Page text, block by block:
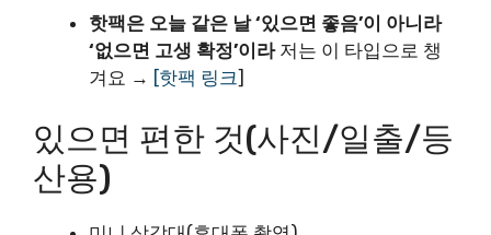
핫팩은 오늘 같은 날 ‘있으면 좋음’이 아니라
‘없으면 고생 확정’이라저는 이 타입으로 챙
겨요 → [핫팩 링크]
있으면 편한 것(사진/일출/등
산용)